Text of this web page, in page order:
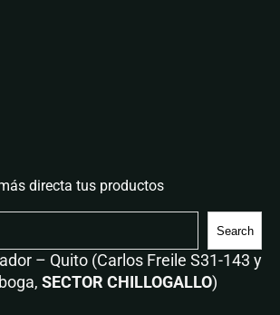
directa tus productos
Search
– Quito (Carlos Freile S31-143 y
SECTOR CHILLOGALLO)